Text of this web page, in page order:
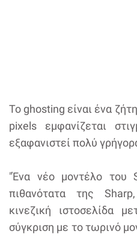
Το ghosting είναι ένα
pixels εμφανίζεται
εξαφανιστεί πολύ
"Ένα νέο μοντέλο του
πιθανότατα της
κινεζική ιστοσελίδα
σύγκριση με το τωρινό